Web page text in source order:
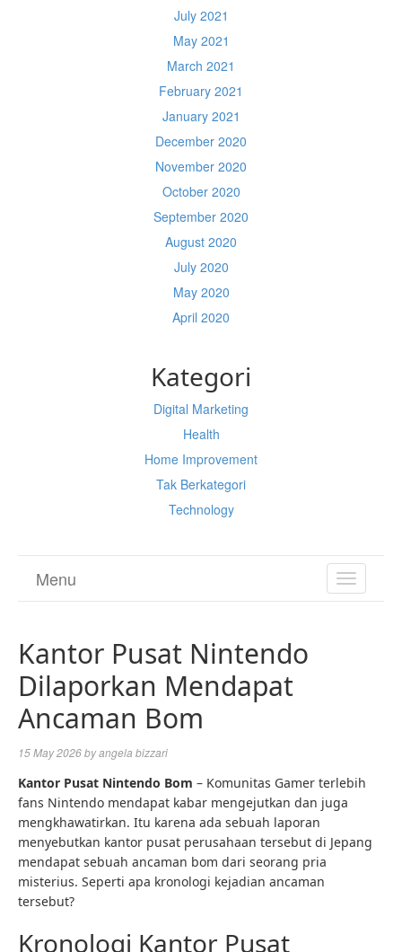
July 2021
May 2021
March 2021
February 2021
January 2021
December 2020
November 2020
October 2020
September 2020
August 2020
July 2020
May 2020
April 2020
Kategori
Digital Marketing
Health
Home Improvement
Tak Berkategori
Technology
TOGGLE
Menu
Kantor Pusat Nintendo
Dilaporkan Mendapat
Ancaman Bom
15 May 2026byangela bizzari
Kantor Pusat Nintendo Bom – Komunitas Gamer terlebih
fans Nintendo mendapat kabar mengejutkan dan juga
mengkhawatirkan. Itu karena ada sebuah laporan
menyebutkan kantor pusat perusahaan tersebut di Jepang
mendapat sebuah ancaman bom dari seorang pria
misterius. Seperti apa kronologi kejadian ancaman
tersebut?
Kronologi Kantor Pusat